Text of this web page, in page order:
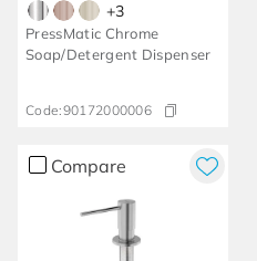
+3
PressMatic Chrome
Soap/Detergent Dispenser
Code:90172000006
Compare